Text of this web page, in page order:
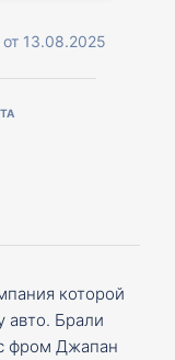
13.08.2025
которой
авто. Брали
фром Джапан